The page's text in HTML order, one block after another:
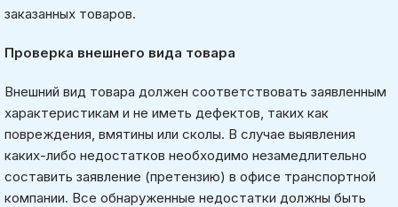
заказанных товаров.
Проверка внешнего вида товара
Внешний вид товара должен соответствовать заявленным
характеристикам и не иметь дефектов, таких как
повреждения, вмятины или сколы. В случае выявления
каких-либо недостатков необходимо незамедлительно
составить заявление (претензию) в офисе транспортной
компании. Все обнаруженные недостатки должны быть